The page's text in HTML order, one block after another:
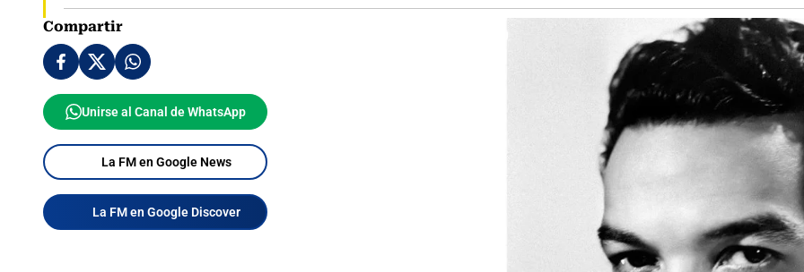
Compartir
Unirse al Canal de WhatsApp
La FM en Google News
La FM en Google Discover